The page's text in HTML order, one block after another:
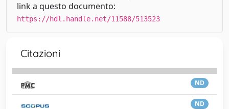
link a questo documento:
https://hdl.handle.net/11588/513523
Citazioni
ND
ND